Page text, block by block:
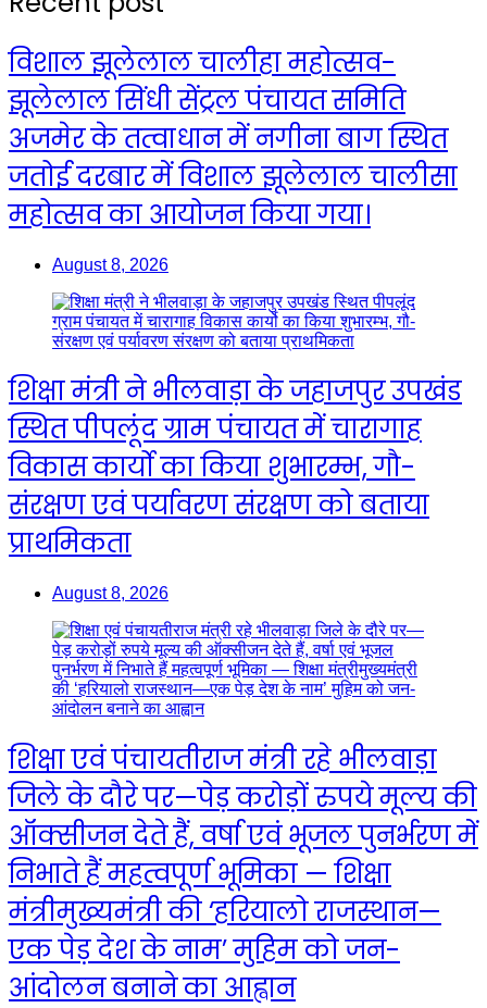
विशाल झूलेलाल चालीहा महोत्सव-
झूलेलाल सिंधी सेंट्रल पंचायत समिति
अजमेर के तत्वाधान में नगीना बाग स्थित
जतोई दरबार में विशाल झूलेलाल चालीसा
महोत्सव का आयोजन किया गया।
August 8, 2026
शिक्षा मंत्री ने भीलवाड़ा के जहाजपुर उपखंड
स्थित पीपलूंद ग्राम पंचायत में चारागाह
विकास कार्यो का किया शुभारम्भ, गौ-
संरक्षण एवं पर्यावरण संरक्षण को बताया
प्राथमिकता
August 8, 2026
शिक्षा एवं पंचायतीराज मंत्री रहे भीलवाड़ा
जिले के दौरे पर—पेड़ करोड़ों रुपये मूल्य की
ऑक्सीजन देते हैं, वर्षा एवं भूजल पुनर्भरण में
निभाते हैं महत्वपूर्ण भूमिका — शिक्षा
मंत्रीमुख्यमंत्री की ‘हरियालो राजस्थान—
एक पेड़ देश के नाम’ मुहिम को जन-
आंदोलन बनाने का आह्वान